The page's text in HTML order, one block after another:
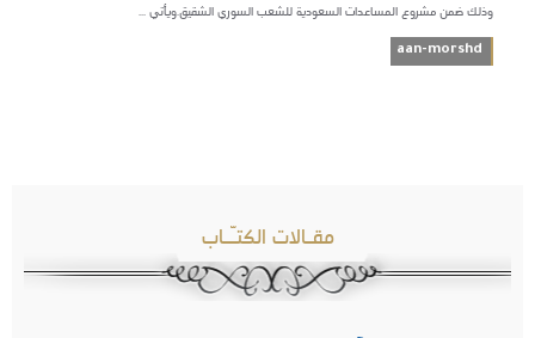
وذلك ضمن مشروع المساعدات السعودية للشعب السوري الشقيق.ويأتي ...
aan-morshd
مقـالات الكتـّـاب